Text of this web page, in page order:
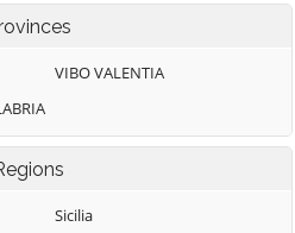
San Benedetto
Albanese
San Demetrio
Corone
San Donato di
VIBO VALENTIA
Sicilia